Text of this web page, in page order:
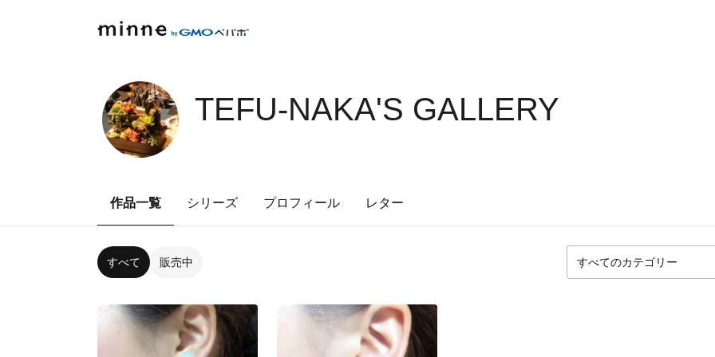
TEFU-NAKA'S GALLERY
作品一覧 シリーズ プロフィール レター
すべて 販売中